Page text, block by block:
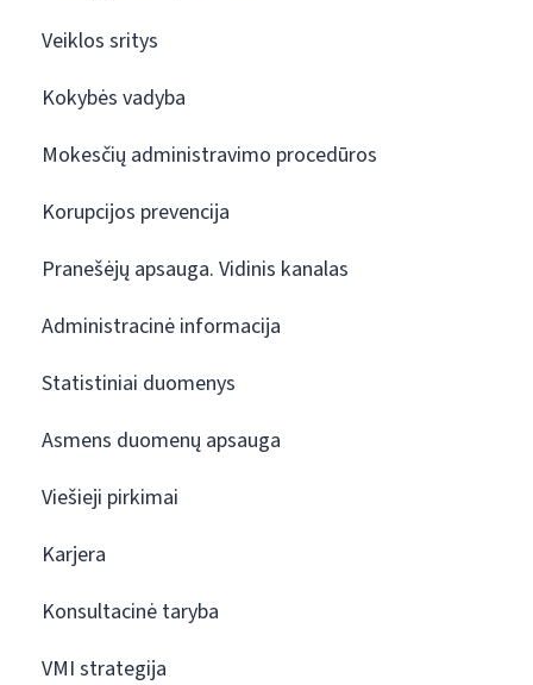
Veiklos sritys
Kokybės vadyba
Mokesčių administravimo procedūros
Korupcijos prevencija
Pranešėjų apsauga. Vidinis kanalas
Administracinė informacija
Statistiniai duomenys
Asmens duomenų apsauga
Viešieji pirkimai
Karjera
Konsultacinė taryba
VMI strategija